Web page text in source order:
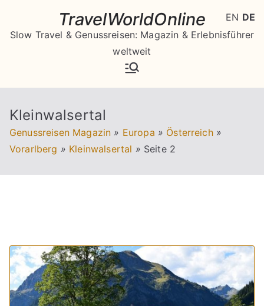
springen
TravelWorldOnline
Slow Travel & Genussreisen: Magazin & Erlebnisführer
weltweit
Kleinwalsertal
Genussreisen Magazin » Europa » Österreich »
Vorarlberg » Kleinwalsertal » Seite 2
EN DE